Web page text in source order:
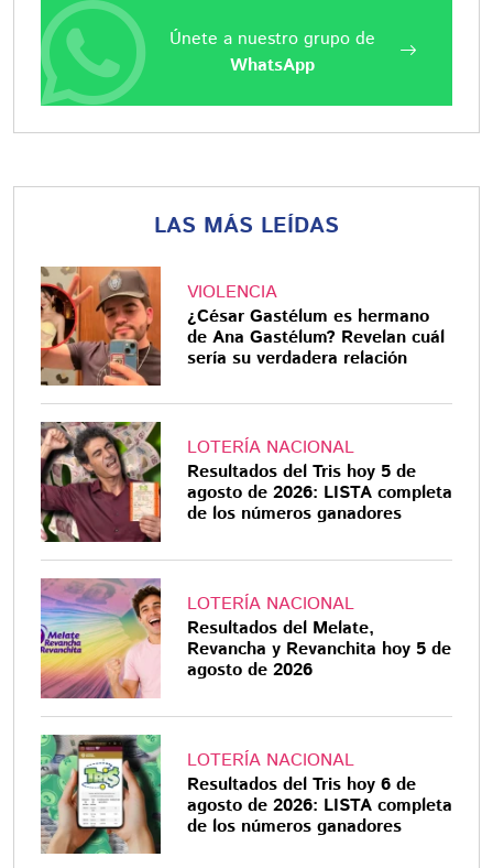
Únete a nuestro grupo de
WhatsApp
LAS MÁS LEÍDAS
VIOLENCIA
¿César Gastélum es hermano
de Ana Gastélum? Revelan cuál
sería su verdadera relación
LOTERÍA NACIONAL
Resultados del Tris hoy 5 de
agosto de 2026: LISTA completa
de los números ganadores
LOTERÍA NACIONAL
Resultados del Melate,
Revancha y Revanchita hoy 5 de
agosto de 2026
LOTERÍA NACIONAL
Resultados del Tris hoy 6 de
agosto de 2026: LISTA completa
de los números ganadores